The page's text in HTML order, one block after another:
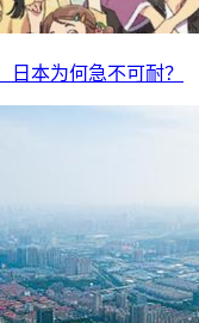
日本为何急不可耐？